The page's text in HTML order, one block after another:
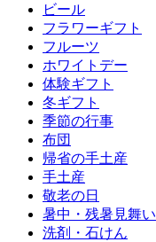
ビール
フラワーギフト
フルーツ
ホワイトデー
体験ギフト
冬ギフト
季節の行事
布団
帰省の手土産
手土産
敬老の日
暑中・残暑見舞い
洗剤・石けん